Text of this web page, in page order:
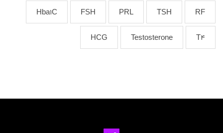
RF
TSH
PRL
FSH
Hba1C
T4
Testosterone
HCG